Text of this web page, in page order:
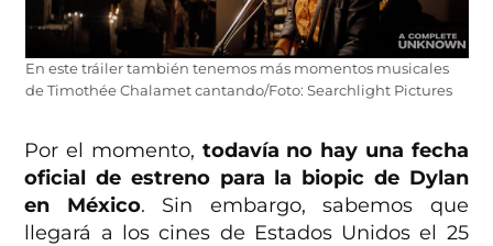
En este tráiler también tenemos más momentos musicales
de Timothée Chalamet cantando/Foto: Searchlight Pictures
Por el momento, todavía no hay una fecha
oficial de estreno para la biopic de Dylan
en México. Sin embargo, sabemos que
llegará a los cines de Estados Unidos el 25